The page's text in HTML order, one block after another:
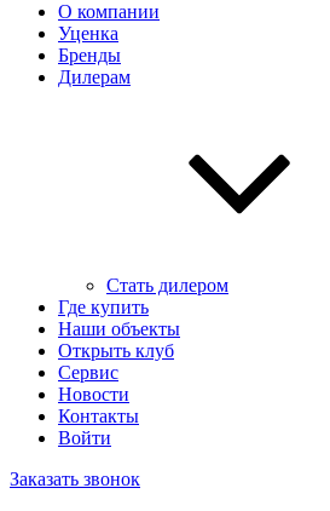
О компании
Уценка
Бренды
Дилерам
Стать дилером
Где купить
Наши объекты
Открыть клуб
Сервис
Новости
Контакты
Войти
Заказать звонок